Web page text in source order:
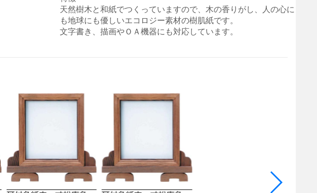
天然樹木と和紙でつくっていますので、木の香りがし、人の心に
も地球にも優しいエコロジー素材の樹肌紙です。
文字書き、描画やＯＡ機器にも対応しています。